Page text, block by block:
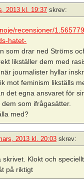
2013 kl. 19:37 skrev:
recensioner/
hatet-
som drar ned Ströms
likställer dem med
journalister hyllar
mot feminism likställs
det egna ansvaret för
som ifrågasätter.
med?
2013 kl. 20:03 skrev:
skrivet. Klokt och
på riktigt